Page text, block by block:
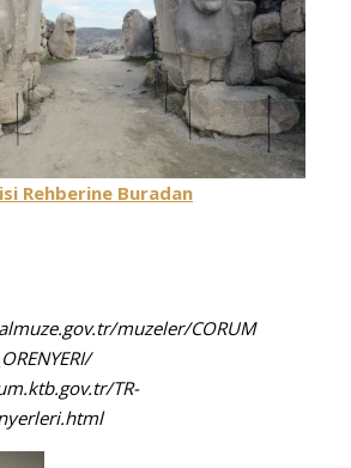
Rehberine Buradan
muzeler/CORUM
TR-